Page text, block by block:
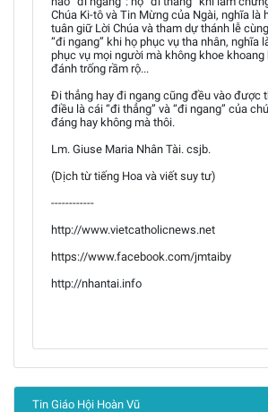
Chúa Ki-tô và Tin Mừng của Ngài, nghĩa là
tuân giữ Lời Chúa và tham dự thánh lễ
“đi ngang” khi họ phục vụ tha nhân, nghĩa
phục vụ mọi người mà không khoe khoang
đánh trống rầm rộ...
Đi thẳng hay đi ngang cũng đều vào được
điều là cái “đi thẳng” và “đi ngang” của
đáng hay không mà thôi.
Lm. Giuse Maria Nhân Tài. csjb.
(Dịch từ tiếng Hoa và viết suy tư)
------------
http://www.vietcatholicnews.net
https://www.facebook.com/jmtaiby
http://nhantai.info
Tin Giáo Hội Hoàn Vũ